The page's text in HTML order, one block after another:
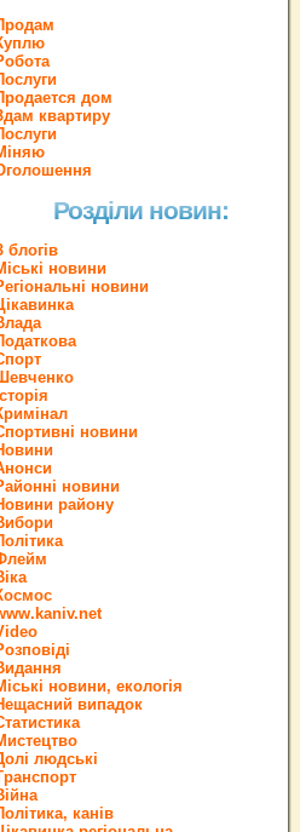
дом
квартиру
Розділи новин:
блогів
новини
новини
Історія
новини
новини
району
новини, екологія
випадок
людські
канів